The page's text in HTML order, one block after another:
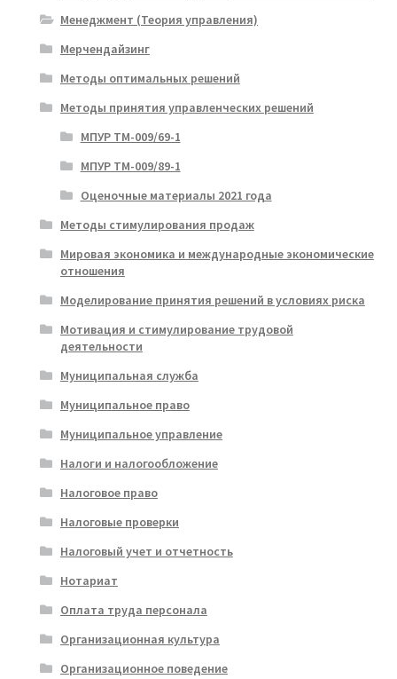
Менеджмент (Теория управления)
Мерчендайзинг
Методы оптимальных решений
Методы принятия управленческих решений
МПУР ТМ-009/69-1
МПУР ТМ-009/89-1
Оценочные материалы 2021 года
Методы стимулирования продаж
Мировая экономика и международные экономические
отношения
Моделирование принятия решений в условиях риска
Мотивация и стимулирование трудовой
деятельности
Муниципальная служба
Муниципальное право
Муниципальное управление
Налоги и налогообложение
Налоговое право
Налоговые проверки
Налоговый учет и отчетность
Нотариат
Оплата труда персонала
Организационная культура
Организационное поведение